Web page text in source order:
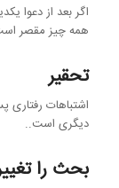
اگر بعد از دعوا
همه چیز مقصر
تحقیر
اشتباهات
دیگری است..
بحث را